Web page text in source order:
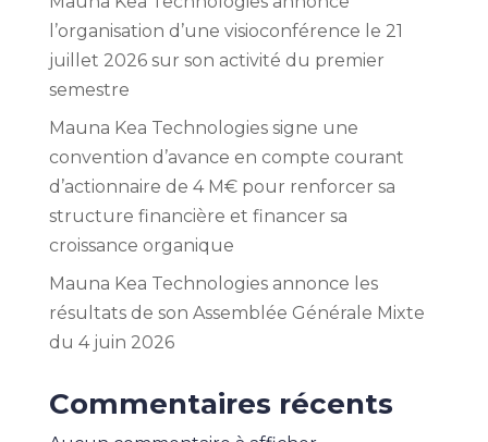
l’organisation d’une visioconférence le 21
juillet 2026 sur son activité du premier
semestre
Mauna Kea Technologies signe une
convention d’avance en compte courant
d’actionnaire de 4 M€ pour renforcer sa
structure financière et financer sa
croissance organique
Mauna Kea Technologies annonce les
résultats de son Assemblée Générale Mixte
du 4 juin 2026
Commentaires récents